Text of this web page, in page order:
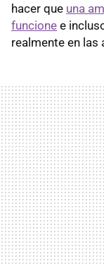
hacer que una
funcione e
realmente en las